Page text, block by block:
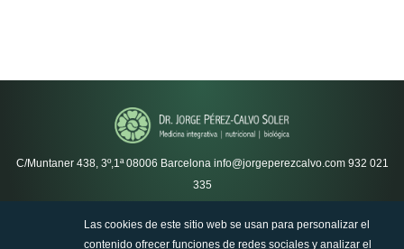
C/Muntaner 438, 3º,1ª08006 Barcelona info@jorgeperezcalvo.com932 021
335
Política de privacidad
Las cookies de este sitio web se usan para personalizar el
contenido ofrecer funciones de redes sociales y analizar el